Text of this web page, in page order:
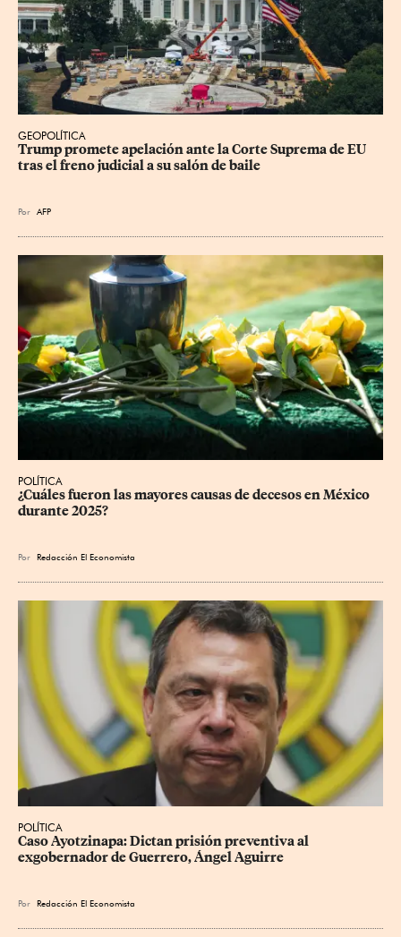
GEOPOLÍTICA
Trump promete apelación ante la Corte Suprema de EU
tras el freno judicial a su salón de baile
Por AFP
POLÍTICA
¿Cuáles fueron las mayores causas de decesos en México
durante 2025?
Por Redacción El Economista
POLÍTICA
Caso Ayotzinapa: Dictan prisión preventiva al
exgobernador de Guerrero, Ángel Aguirre
Por Redacción El Economista